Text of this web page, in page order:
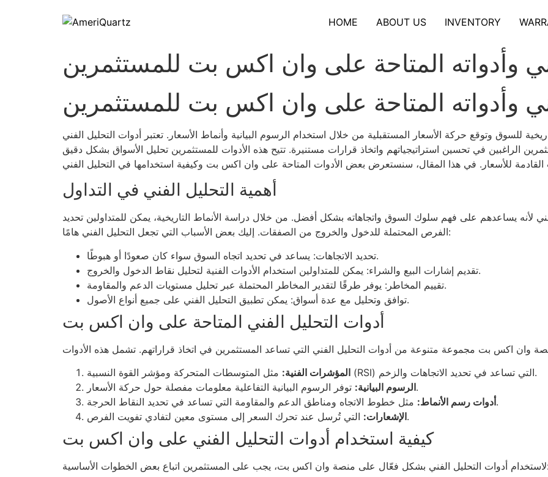
HOME ABOUT US INVENTORY
وأدواته المتاحة على وان اكس بت للمستثمرين
وأدواته المتاحة على وان اكس بت للمستثمرين
للسوق وتوقع حركة الأسعار المستقبلية من خلال استخدام الرسوم البيانية وأنماط الأسعار. تعتبر أدوات التحليل الفني
الراغبين في تحسين استراتيجياتهم واتخاذ قرارات مستنيرة. تتيح هذه الأدوات للمستثمرين تحليل الأسواق بشكل دقيق
أهمية التحليل الفني في التداول
لأنه يساعدهم على فهم سلوك السوق واتجاهاته بشكل أفضل. من خلال دراسة الأنماط التاريخية، يمكن للمتداولين تحديد
الفرص المحتملة للدخول والخروج من الصفقات. إليك بعض الأسباب التي تجعل التحليل الفني هامًا:
تحديد الاتجاهات: يساعد في تحديد اتجاه السوق سواء كان صعودًا أو هبوطًا.
تقديم إشارات البيع والشراء: يمكن للمتداولين استخدام الأدوات الفنية لتحليل نقاط الدخول والخروج.
تقييم المخاطر: يوفر طرقًا لتقدير المخاطر المحتملة عبر تحليل مستويات الدعم والمقاومة.
توافق وتحليل مع عدة أسواق: يمكن تطبيق التحليل الفني على جميع أنواع الأصول.
أدوات التحليل الفني المتاحة على وان اكس بت
المؤشرات الفنية:
مثل المتوسطات المتحركة ومؤشر القوة النسبية (RSI) التي تساعد في تحديد الاتجاهات والزخم.
الرسوم البيانية:توفر الرسوم البيانية التفاعلية معلومات مفصلة حول حركة الأسعار.
أدوات رسم الأنماط:مثل خطوط الاتجاه ومناطق الدعم والمقاومة التي تساعد في تحديد النقاط الحرجة.
الإشعارات:التي تُرسل عند تحرك السعر إلى مستوى معين لتفادي تفويت الفرص.
كيفية استخدام أدوات التحليل الفني على وان اكس بت
لاستخدام أدوات التحليل الفني بشكل فعّال على منصة وان اكس بت، يجب على المستثمرين اتباع بعض الخطوات الأساسية: